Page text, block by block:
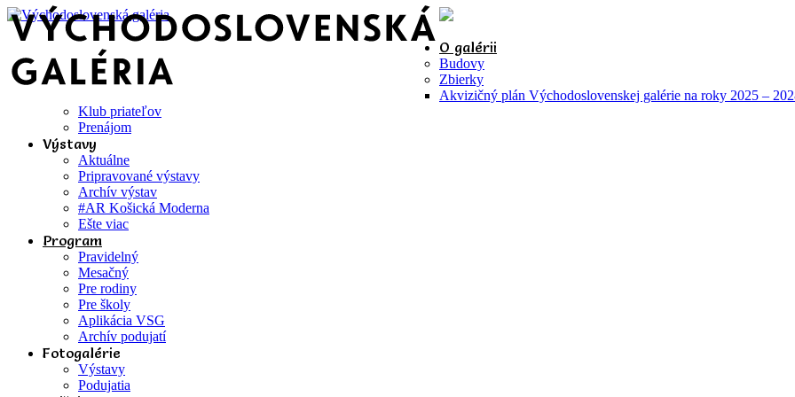
O galérii
Budovy
Zbierky
Akvizičný plán Východoslovenskej galérie na roky 2025 –
Klub priateľov
Prenájom
Výstavy
Aktuálne
Pripravované výstavy
Archív výstav
#AR Košická Moderna
Ešte viac
Program
Pravidelný
Mesačný
Pre rodiny
Pre školy
Aplikácia VSG
Archív podujatí
Fotogalérie
Výstavy
Podujatia